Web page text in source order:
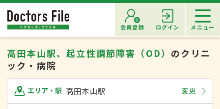
会員登録 ログイン メニュー
高田本山駅、起立性調節障害（OD） のクリニ
ック・病院
エリア・駅 高田本山駅 変更